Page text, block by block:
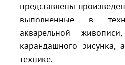
представлены
выполненные в
акварельной
карандашного рисунка,
технике.